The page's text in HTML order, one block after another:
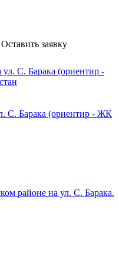
Оставить заявку
С. Барака (ориентир - ЖК
районе на ул. С. Барака.